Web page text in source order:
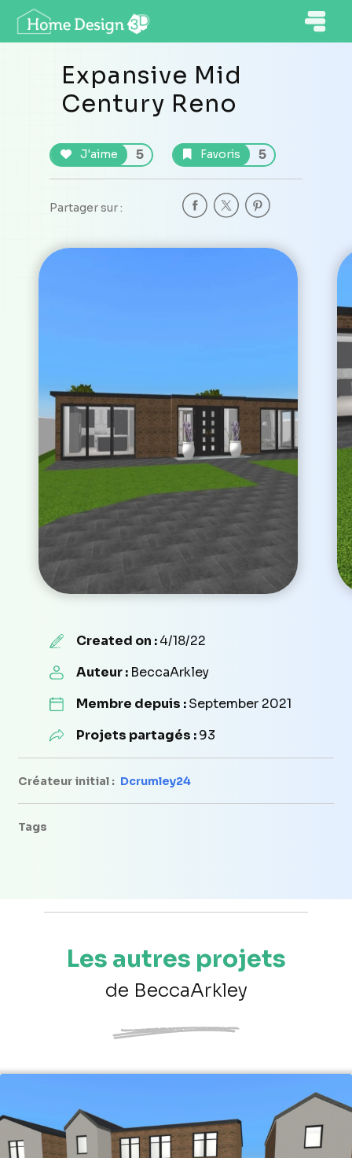
Expansive Mid
Century Reno
J'aime 5 Favoris 5
Partager sur :
Created on :4/18/22
Auteur : BeccaArkley
Membre depuis :September 2021
Projets partagés :93
Créateur initial : Dcrumley24
Tags
Les autres projets
de BeccaArkley